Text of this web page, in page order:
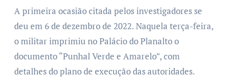
A primeira ocasião citada pelos investigadores se
deu em 6 de dezembro de 2022. Naquela terça-feira,
o militar imprimiu no Palácio do Planalto o
documento “Punhal Verde e Amarelo”, com
detalhes do plano de execução das autoridades.